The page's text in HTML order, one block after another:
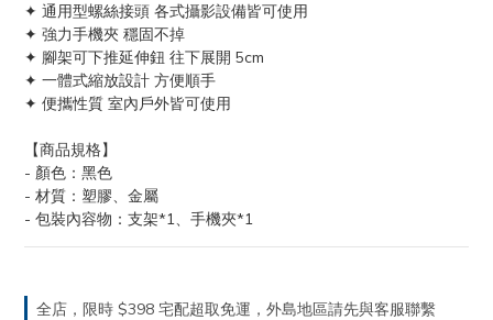
✦ 通用型螺絲接頭 各式攝影設備皆可使用
✦ 強力手機夾 穩固不掉
✦ 腳架可下推延伸鈕 往下展開 5cm
✦ 一體式縮放設計 方便順手
✦ 便攜性質 室內戶外皆可使用
【商品規格】
- 顏色：黑色
- 材質：塑膠、金屬
- 包裝內容物：支架*1、手機夾*1
全店，限時 $398 宅配超取免運，外島地區請先與客服聯繫